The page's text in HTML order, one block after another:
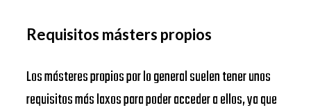
Requisitos másters propios
Los másteres propios por lo general suelen tener unos
requisitos más laxos para poder acceder a ellos, ya que